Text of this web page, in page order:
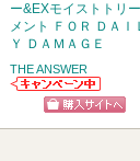
ー&EXモイストトリ
メント ＦＯＲ ＤＡＩ
Ｙ ＤＡＭＡＧＥ
THE ANSWER
THE ANSWERか
らのお知らせが
ありますショッピン